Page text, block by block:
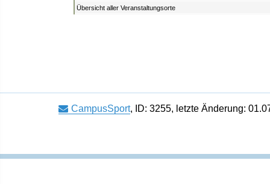
Übersicht aller Veranstaltungsorte
CampusSport, ID: 3255, letzte Änderung: